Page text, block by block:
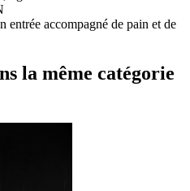
entrée accompagné de pain et de
la même catégorie